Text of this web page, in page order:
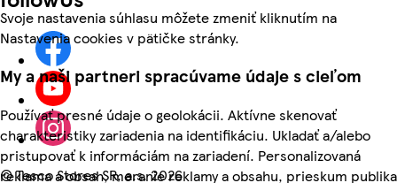
Svoje nastavenia súhlasu môžete zmeniť kliknutím na
Nastavenia cookies v pätičke stránky.
My a naši partneri spracúvame údaje s cieľom
Používať presné údaje o geolokácii. Aktívne skenovať
charakteristiky zariadenia na identifikáciu. Ukladať a/alebo
pristupovať k informáciám na zariadení. Personalizovaná
reklama a obsah, meranie reklamy a obsahu, prieskum publika
©Tesco Stores SR, a.s. 2026